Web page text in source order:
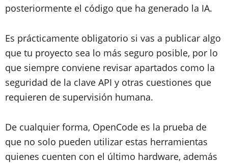
posteriormente el código que ha generado la IA.
Es prácticamente obligatorio si vas a publicar algo
que tu proyecto sea lo más seguro posible, por lo
que siempre conviene revisar apartados como la
seguridad de la clave API y otras cuestiones que
requieren de supervisión humana.
De cualquier forma, OpenCode es la prueba de
que no solo pueden utilizar estas herramientas
quienes cuenten con el último hardware, además